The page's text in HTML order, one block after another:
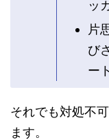
ッ
片
び
ート
それでも対処不
ます。